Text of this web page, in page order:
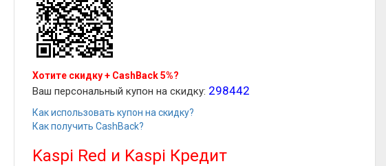
Хотите скидку + CashBack 5%?
Ваш персональный купон на скидку: 298442
Как использовать купон на скидку?
Как получить CashBack?
Kaspi Red и Kaspi Кредит